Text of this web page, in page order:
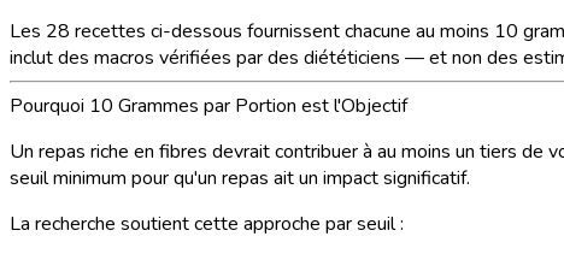
Les 28 recettes ci-dessous fournissent chacune au moins 10
inclut des macros vérifiées par des diététiciens — et non des
Pourquoi 10 Grammes par Portion est l'Objectif
Un repas riche en fibres devrait contribuer à au moins un tiers
seuil minimum pour qu'un repas ait un impact significatif.
La recherche soutient cette approche par seuil :